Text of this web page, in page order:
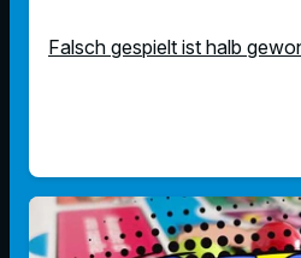
Falsch gespielt ist halb